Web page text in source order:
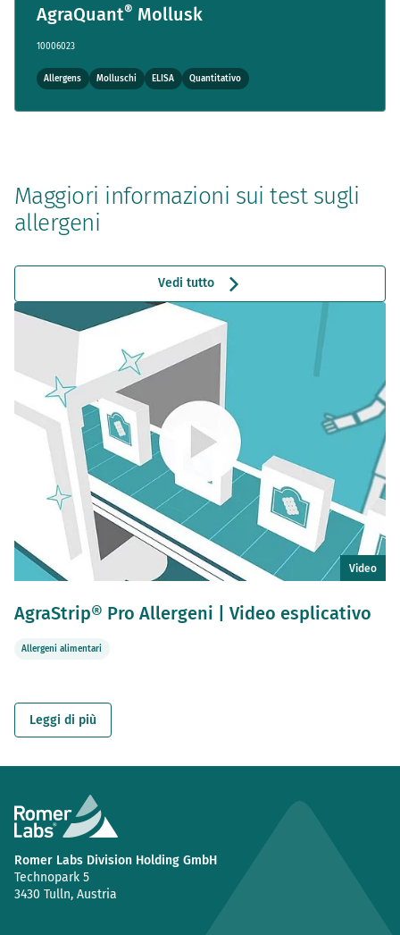
AgraQuant® Mollusk
10006023
Allergens Molluschi ELISA Quantitativo
Maggiori informazioni sui test sugli
allergeni
Vedi tutto
Video
AgraStrip® Pro Allergeni | Video esplicativo
Allergeni alimentari
Leggi di più
Romer Labs Division Holding GmbH
Technopark 5
3430 Tulln, Austria